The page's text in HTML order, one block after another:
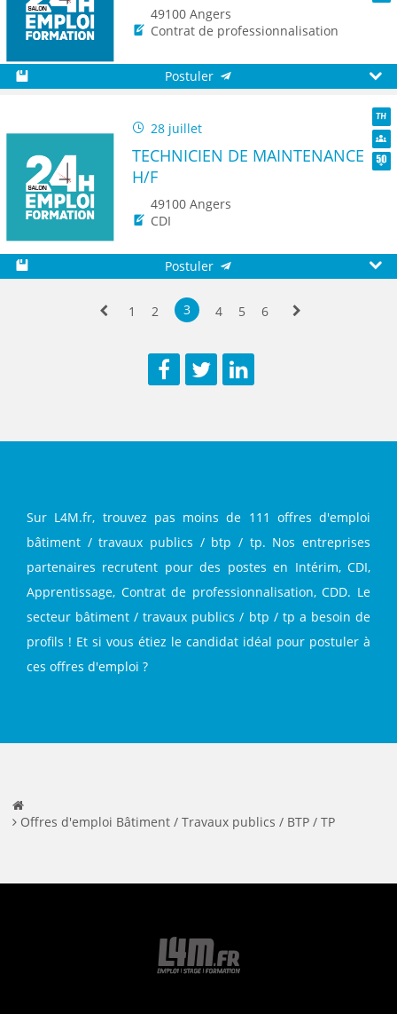
Sur L4M.fr, trouvez pas moins de 111 offres d'emploi
bâtiment / travaux publics / btp / tp. Nos entreprises
partenaires recrutent pour des postes en Intérim, CDI,
Apprentissage, Contrat de professionnalisation, CDD. Le
secteur bâtiment / travaux publics / btp / tp a besoin de
profils ! Et si vous étiez le candidat idéal pour postuler à
ces offres d'emploi ?
49100 Angers
Contrat de professionnalisation
Postuler
28 juillet
TH
TECHNICIEN DE MAINTENANCE
H/F
49100 Angers
CDI
Postuler
1 2 3 4 5 6
Offres d'emploi Bâtiment / Travaux publics / BTP / TP